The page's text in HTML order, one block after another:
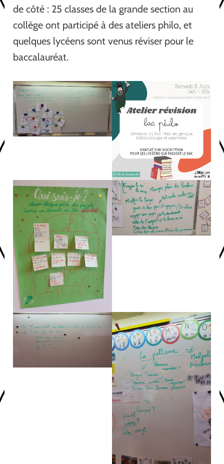
de côté : 25 classes de la grande section au
collège ont participé à des ateliers philo, et
quelques lycéens sont venus réviser pour le
baccalauréat.